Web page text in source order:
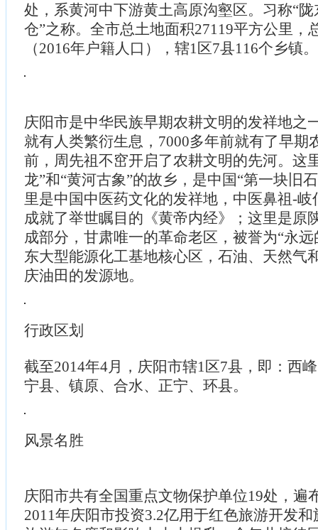
处，系黄河中下游黄土高原沟壑区。习称“陇
仓”之称。全市总土地面积27119平方公里，
（2016年户籍人口），辖1区7县116个乡镇。
庆阳市是中华民族早期农耕文明的发祥地之
就有人类繁衍生息，7000多年前就有了早期
前，周先祖不窋开启了农耕文明的先河。这
龙”和“黄河古象”的故乡，是中国“第一块旧
里是中国中医药文化的发祥地，中医鼻祖-
成就了举世瞩目的《黄帝内经》；这里是原
成部分，甘肃唯一的革命老区，被誉为“永
东大型能源化工基地核心区，石油、天然气
庆油田的发源地。
行政区划
截至2014年4月，庆阳市辖1区7县，即：西
宁县、镇原、合水、正宁、环县。
风景名胜
庆阳市共有全国重点文物保护单位19处，遍
2011年庆阳市投资3.2亿用于红色旅游开发